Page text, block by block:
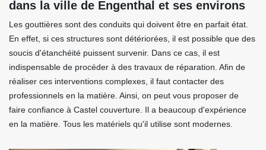
dans la ville de Engenthal et ses environs
Les gouttières sont des conduits qui doivent être en parfait état.
En effet, si ces structures sont détériorées, il est possible que des
soucis d'étanchéité puissent survenir. Dans ce cas, il est
indispensable de procéder à des travaux de réparation. Afin de
réaliser ces interventions complexes, il faut contacter des
professionnels en la matière. Ainsi, on peut vous proposer de
faire confiance à Castel couverture. Il a beaucoup d'expérience
en la matière. Tous les matériels qu'il utilise sont modernes.